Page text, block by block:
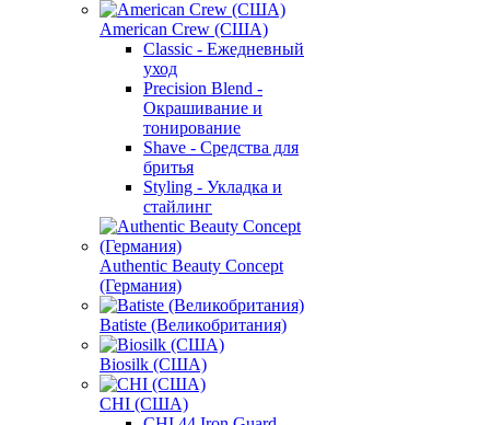
American Crew (США)
Classic - Ежедневный
уход
Precision Blend -
Окрашивание и
тонирование
Shave - Средства для
бритья
Styling - Укладка и
стайлинг
Authentic Beauty Concept
(Германия)
Batiste (Великобритания)
Biosilk (США)
CHI (США)